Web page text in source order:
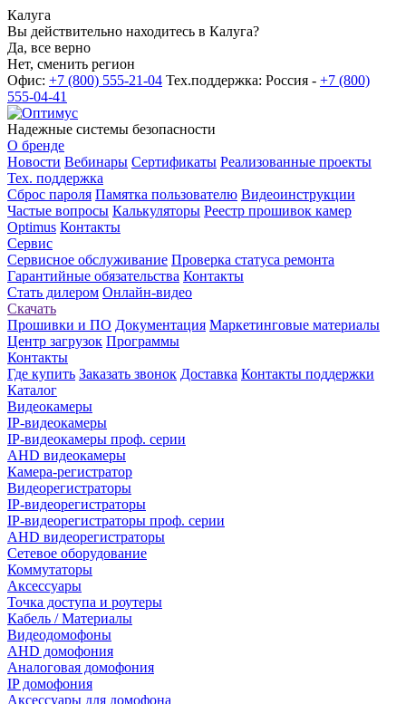
Калуга
Вы действительно находитесь в Калуга?
Да, все верно
Нет, сменить регион
Офис: +7 (800) 555-21-04 Тех.поддержка: Россия - +7 (800)
555-04-41
Надежные системы безопасности
О бренде
Новости Вебинары Сертификаты Реализованные проекты
Тех. поддержка
Сброс пароля Памятка пользователю Видеоинструкции
Частые вопросы Калькуляторы Реестр прошивок камер
Optimus Контакты
Сервис
Сервисное обслуживание Проверка статуса ремонта
Гарантийные обязательства Контакты
Стать дилером Онлайн-видео
Скачать
Прошивки и ПО Документация Маркетинговые материалы
Центр загрузок Программы
Контакты
Где купить Заказать звонок Доставка Контакты поддержки
Каталог
Видеокамеры
IP-видеокамеры
IP-видеокамеры проф. серии
AHD видеокамеры
Камера-регистратор
Видеорегистраторы
IP-видеорегистраторы
IP-видеорегистраторы проф. серии
AHD видеорегистраторы
Сетевое оборудование
Коммутаторы
Аксессуары
Точка доступа и роутеры
Кабель / Материалы
Видеодомофоны
AHD домофония
Аналоговая домофония
IP домофония
Аксессуары для домофона